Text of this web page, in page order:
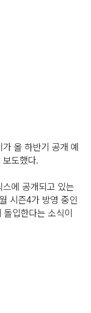
올 하반기 공개 예
보도했다.
스에 공개되고 있는
시즌4가 방영 중인
입한다는 소식이